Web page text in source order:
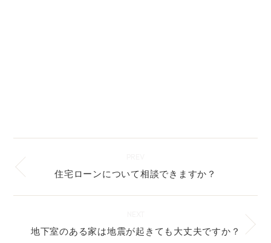
住宅ローンについて相談できますか？
地下室のある家は地震が起きても大丈夫ですか？